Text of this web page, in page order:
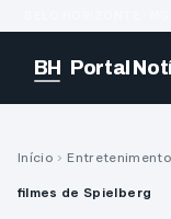
BH Portal
Início › Entretenimento
filmes de Spielberg